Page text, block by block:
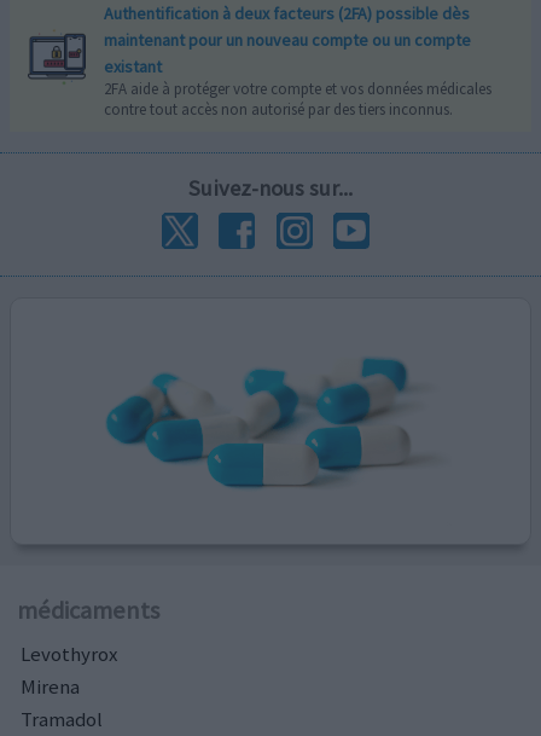
Authentification à deux facteurs (2FA) possible dès
maintenant pour un nouveau compte ou un compte
existant
2FA aide à protéger votre compte et vos données médicales
contre tout accès non autorisé par des tiers inconnus.
Suivez-nous sur...
médicaments
Levothyrox
Mirena
Tramadol